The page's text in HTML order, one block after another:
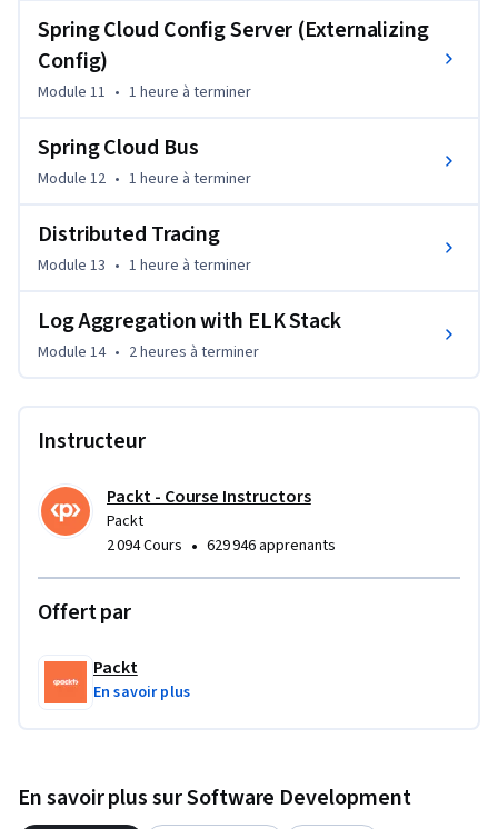
Spring Cloud Config Server (Externalizing
Config)
Module 11 • 1 heure à terminer
Spring Cloud Bus
Module 12 • 1 heure à terminer
Distributed Tracing
Module 13 • 1 heure à terminer
Log Aggregation with ELK Stack
Module 14 • 2 heures à terminer
Instructeur
Packt - Course Instructors
Packt
2 094 Cours • 629 946 apprenants
Offert par
Packt
En savoir plus
En savoir plus sur Software Development